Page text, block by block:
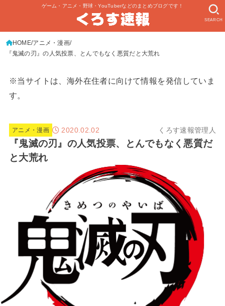
ゲーム・アニメ・野球・YouTuberなどのまとめブログです！
SEARCH
HOME アニメ・漫画
『鬼滅の刃』の人気投票、とんでもなく悪質だと大荒れ
※当サイトは、海外在住者に向けて情報を発信していま
す。
アニメ・漫画 2020.02.02 くろす速報管理人
『鬼滅の刃』の人気投票、とんでもなく悪質だ
と大荒れ